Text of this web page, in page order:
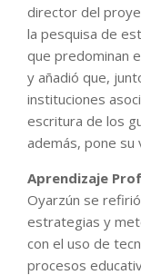
director del
la pesquisa de
que predominan
y añadió que,
instituciones
escritura de los
además, pone su
Aprendizaje
Oyarzún se
estrategias y
con el uso de
procesos